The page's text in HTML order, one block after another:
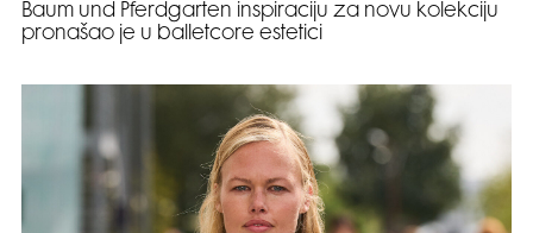
Baum und Pferdgarten inspiraciju za novu kolekciju
pronašao je u balletcore estetici